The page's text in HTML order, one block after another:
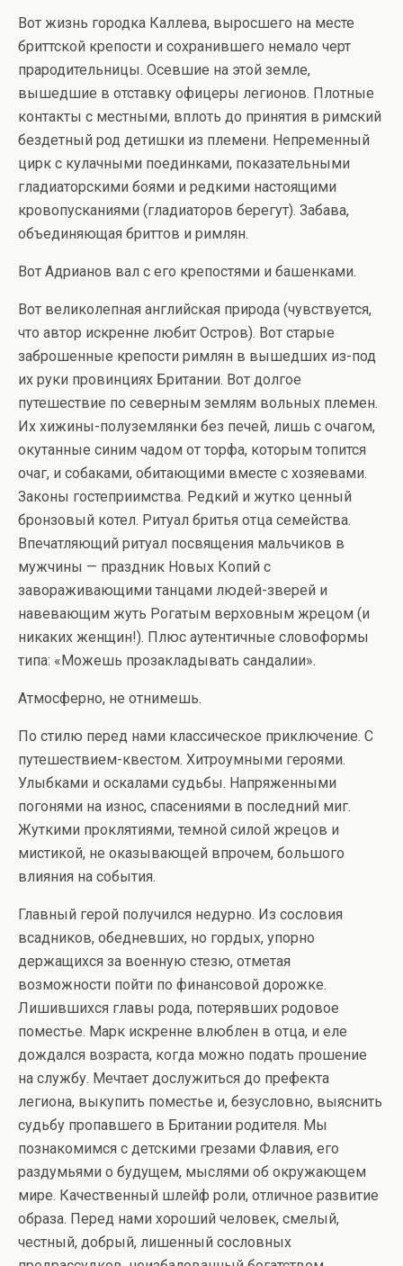
Вот жизнь городка Каллева, выросшего на месте
бриттской крепости и сохранившего немало черт
прародительницы. Осевшие на этой земле,
вышедшие в отставку офицеры легионов. Плотные
контакты с местными, вплоть до принятия в римский
бездетный род детишки из племени. Непременный
цирк с кулачными поединками, показательными
гладиаторскими боями и редкими настоящими
кровопусканиями (гладиаторов берегут). Забава,
объединяющая бриттов и римлян.
Вот Адрианов вал с его крепостями и башенками.
Вот великолепная английская природа (чувствуется,
что автор искренне любит Остров). Вот старые
заброшенные крепости римлян в вышедших из-под
их руки провинциях Британии. Вот долгое
путешествие по северным землям вольных племен.
Их хижины-полуземлянки без печей, лишь с очагом,
окутанные синим чадом от торфа, которым топится
очаг, и собаками, обитающими вместе с хозяевами.
Законы гостеприимства. Редкий и жутко ценный
бронзовый котел. Ритуал бритья отца семейства.
Впечатляющий ритуал посвящения мальчиков в
мужчины — праздник Новых Копий с
завораживающими танцами людей-зверей и
навевающим жуть Рогатым верховным жрецом (и
никаких женщин!). Плюс аутентичные словоформы
типа: «Можешь прозакладывать сандалии».
Атмосферно, не отнимешь.
По стилю перед нами классическое приключение. С
путешествием-квестом. Хитроумными героями.
Улыбками и оскалами судьбы. Напряженными
погонями на износ, спасениями в последний миг.
Жуткими проклятиями, темной силой жрецов и
мистикой, не оказывающей впрочем, большого
влияния на события.
Главный герой получился недурно. Из сословия
всадников, обедневших, но гордых, упорно
держащихся за военную стезю, отметая
возможности пойти по финансовой дорожке.
Лишившихся главы рода, потерявших родовое
поместье. Марк искренне влюблен в отца, и еле
дождался возраста, когда можно подать прошение
на службу. Мечтает дослужиться до префекта
легиона, выкупить поместье и, безусловно, выяснить
судьбу пропавшего в Британии родителя. Мы
познакомимся с детскими грезами Флавия, его
раздумьями о будущем, мыслями об окружающем
мире. Качественный шлейф роли, отличное развитие
образа. Перед нами хороший человек, смелый,
честный, добрый, лишенный сословных